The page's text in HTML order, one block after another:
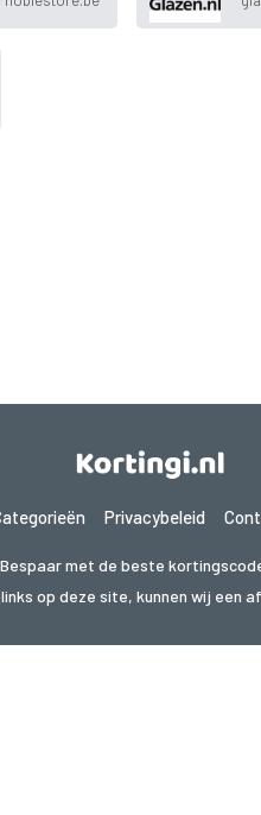
Privacybeleid
met de beste
op deze site, kunnen wij een